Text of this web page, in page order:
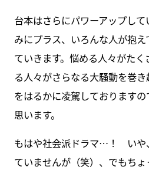
台本はさらにパワーアップし
みにプラス、いろんな人が抱
ていきます。悩める人々がた
る人々がさらなる大騒動を巻
をはるかに凌駕しております
思います。
もはや社会派ドラマ…！ いや
ていませんが（笑）、でもち